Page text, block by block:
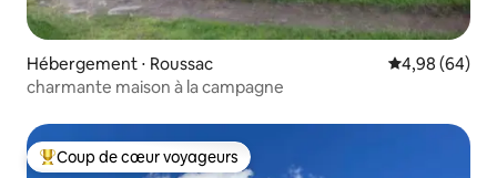
Hébergement ⋅ Roussac Évaluation
4,98 (64)
charmante maison à la campagne
Coups de cœur voyageurs les plus appréciés
Coup de cœur voyageurs